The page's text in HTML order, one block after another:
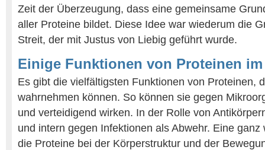
Zeit der Überzeugung, dass eine gemeinsame
aller Proteine bildet. Diese Idee war wiederum die
Streit, der mit Justus von Liebig geführt wurde.
Einige Funktionen von Proteinen
Es gibt die vielfältigsten Funktionen von Proteinen,
wahrnehmen können. So können sie gegen
und verteidigend wirken. In der Rolle von
und intern gegen Infektionen als Abwehr. Eine
die Proteine bei der Körperstruktur und der